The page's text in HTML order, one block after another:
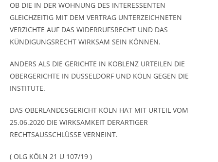
OB DIE IN DER WOHNUNG DES INTERESSENTEN
GLEICHZEITIG MIT DEM VERTRAG UNTERZEICHNETEN
VERZICHTE AUF DAS WIDERRUFSRECHT UND DAS
KÜNDIGUNGSRECHT WIRKSAM SEIN KÖNNEN.
ANDERS ALS DIE GERICHTE IN KOBLENZ URTEILEN DIE
OBERGERICHTE IN DÜSSELDORF UND KÖLN GEGEN DIE
INSTITUTE.
DAS OBERLANDESGERICHT KÖLN HAT MIT URTEIL VOM
25.06.2020 DIE WIRKSAMKEIT DERARTIGER
RECHTSAUSSCHLÜSSE VERNEINT.
( OLG KÖLN 21 U 107/19 )